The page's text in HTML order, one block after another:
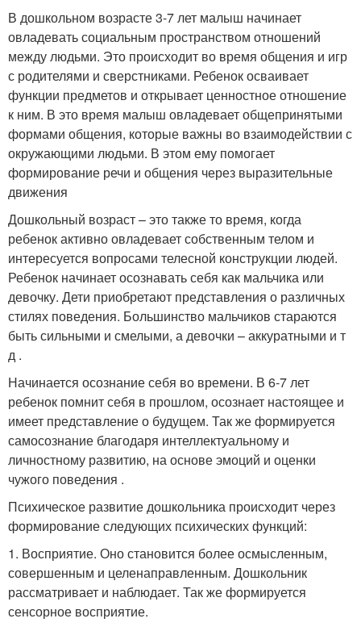
В дошкольном возрасте 3-7 лет малыш начинает
овладевать социальным пространством отношений
между людьми. Это происходит во время общения и игр
с родителями и сверстниками. Ребенок осваивает
функции предметов и открывает ценностное отношение
к ним. В это время малыш овладевает общепринятыми
формами общения, которые важны во взаимодействии с
окружающими людьми. В этом ему помогает
формирование речи и общения через выразительные
движения
Дошкольный возраст – это также то время, когда
ребенок активно овладевает собственным телом и
интересуется вопросами телесной конструкции людей.
Ребенок начинает осознавать себя как мальчика или
девочку. Дети приобретают представления о различных
стилях поведения. Большинство мальчиков стараются
быть сильными и смелыми, а девочки – аккуратными и т
д .
Начинается осознание себя во времени. В 6-7 лет
ребенок помнит себя в прошлом, осознает настоящее и
имеет представление о будущем. Так же формируется
самосознание благодаря интеллектуальному и
личностному развитию, на основе эмоций и оценки
чужого поведения .
Психическое развитие дошкольника происходит через
формирование следующих психических функций:
1. Восприятие. Оно становится более осмысленным,
совершенным и целенаправленным. Дошкольник
рассматривает и наблюдает. Так же формируется
сенсорное восприятие.